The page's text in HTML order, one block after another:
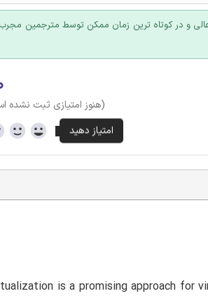
و در کوتاه ترین زمان ممکن توسط مترجمین
(هنوز امتیازی ثبت نشده
is a promising approach for